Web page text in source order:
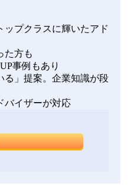
ップクラスに輝いたアド
た方も
事例もあり
る」提案。企業知識が段
バイザーが対応